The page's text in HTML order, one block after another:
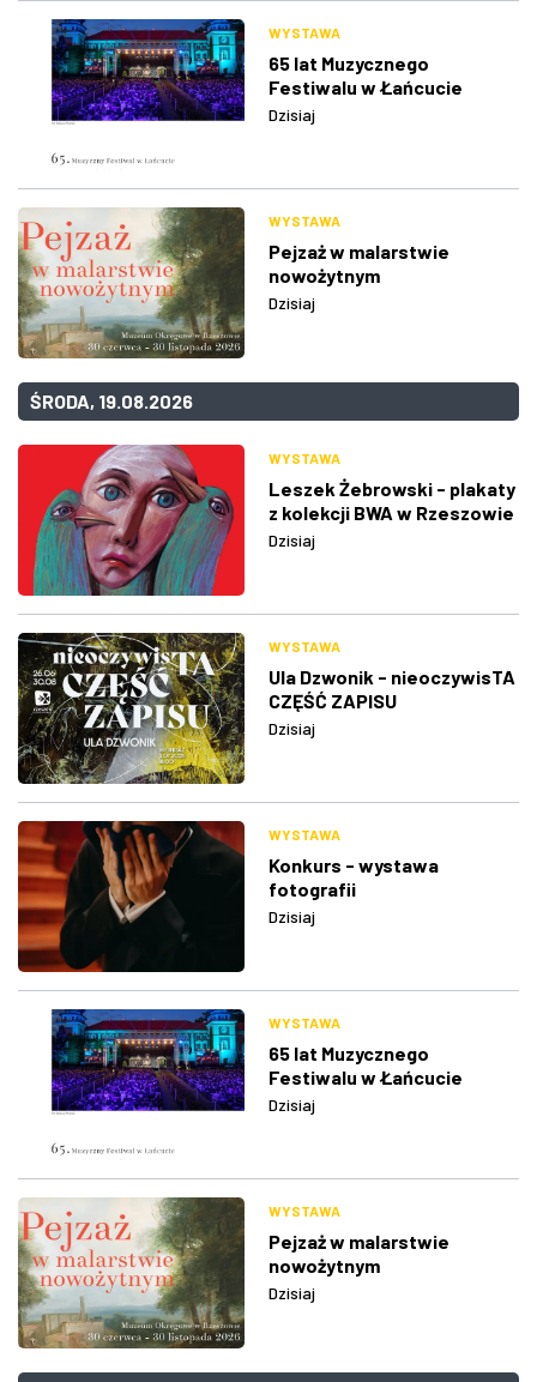
WYSTAWA
65 lat Muzycznego
Festiwalu w Łańcucie
Dzisiaj
WYSTAWA
Pejzaż w malarstwie
nowożytnym
Dzisiaj
ŚRODA, 19.08.2026
WYSTAWA
Leszek Żebrowski - plakaty
z kolekcji BWA w Rzeszowie
Dzisiaj
WYSTAWA
Ula Dzwonik - nieoczywisTA
CZĘŚĆ ZAPISU
Dzisiaj
WYSTAWA
Konkurs - wystawa
fotografii
Dzisiaj
WYSTAWA
65 lat Muzycznego
Festiwalu w Łańcucie
Dzisiaj
WYSTAWA
Pejzaż w malarstwie
nowożytnym
Dzisiaj